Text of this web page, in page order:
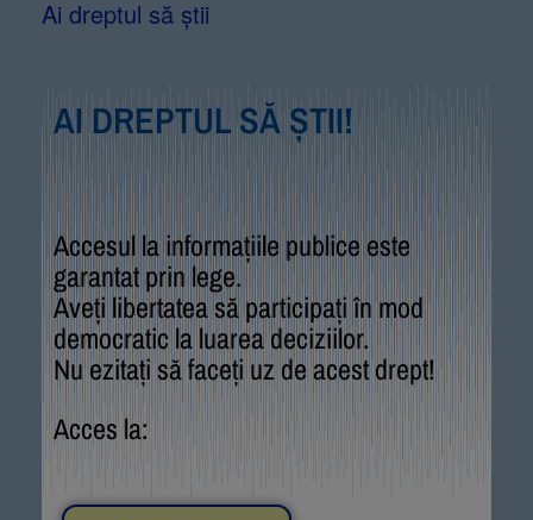
Ai dreptul să știi
AI DREPTUL SĂ ȘTII!
Accesul la informațiile publice este
garantat prin lege.
Aveți libertatea să participați în mod
democratic la luarea deciziilor.
Nu ezitați să faceți uz de acest drept!
Acces la: